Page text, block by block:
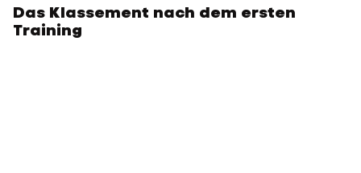
Das Klassement nach dem ersten
Training